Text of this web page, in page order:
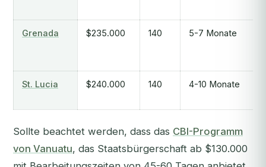
Grenada $235.000 140 5-7 Monate
St. Lucia $240.000 140 4-10 Monate
Sollte beachtet werden, dass das CBI-Programm
von Vanuatu, das Staatsbürgerschaft ab $130.000